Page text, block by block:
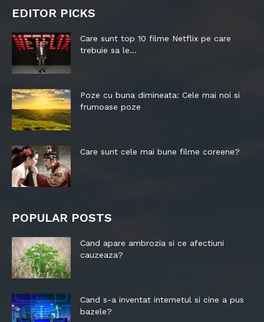
EDITOR PICKS
Care sunt top 10 filme Netflix pe care
trebuie sa le...
Poze cu buna dimineata: Cele mai noi si
frumoase poze
Care sunt cele mai bune filme coreene?
POPULAR POSTS
Cand apare ambrozia si ce afectiuni
cauzeaza?
Cand s-a inventat internetul si cine a pus
bazele?